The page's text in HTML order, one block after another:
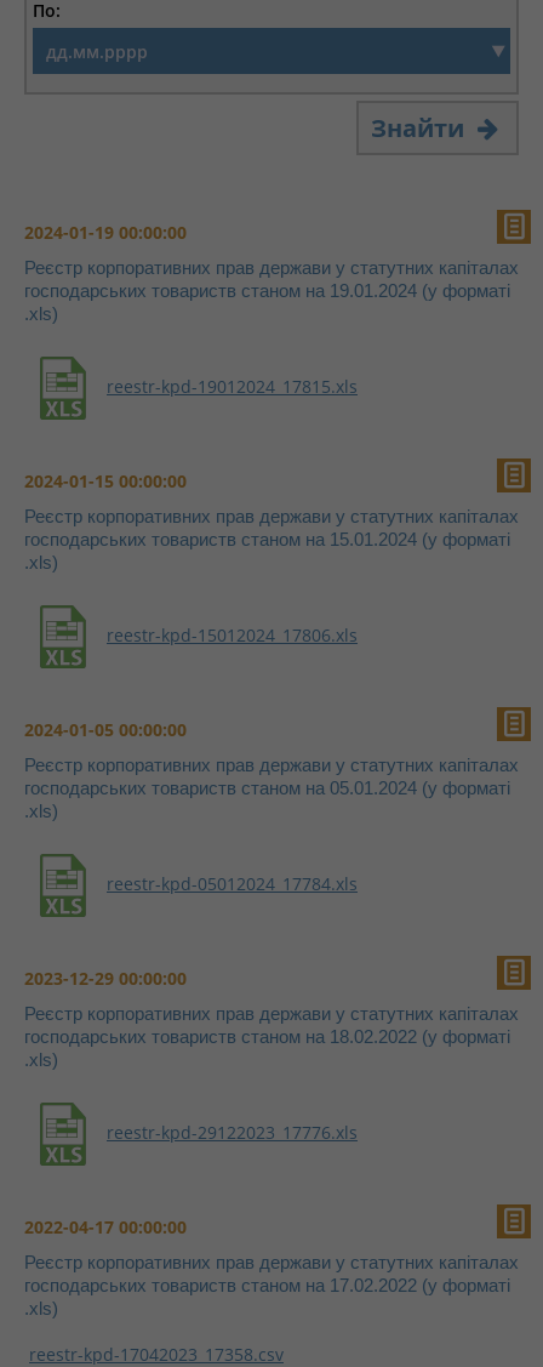
По:
Знайти
2024-01-19 00:00:00
Реєстр корпоративних прав держави у статутних капіталах
господарських товариств станом на 19.01.2024 (у форматі
.xls)
reestr-kpd-19012024_17815.xls
2024-01-15 00:00:00
Реєстр корпоративних прав держави у статутних капіталах
господарських товариств станом на 15.01.2024 (у форматі
.xls)
reestr-kpd-15012024_17806.xls
2024-01-05 00:00:00
Реєстр корпоративних прав держави у статутних капіталах
господарських товариств станом на 05.01.2024 (у форматі
.xls)
reestr-kpd-05012024_17784.xls
2023-12-29 00:00:00
Реєстр корпоративних прав держави у статутних капіталах
господарських товариств станом на 18.02.2022 (у форматі
.xls)
reestr-kpd-29122023_17776.xls
2022-04-17 00:00:00
Реєстр корпоративних прав держави у статутних капіталах
господарських товариств станом на 17.02.2022 (у форматі
.xls)
reestr-kpd-17042023_17358.csv